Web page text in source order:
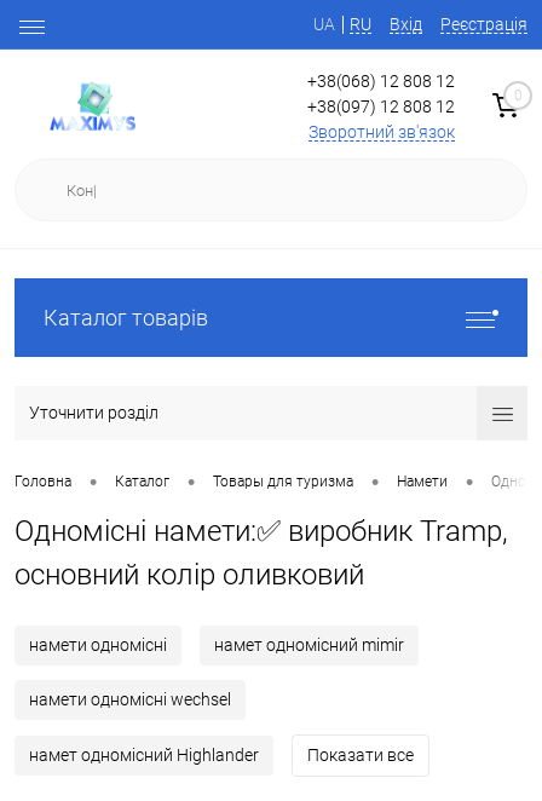
UA RU Вхід Реєстрація
+38(068) 12 808 12
+38(097) 12 808 12
Зворотний зв'язок
0
Каталог товарів
Уточнити розділ
Головна • Каталог • Товары для туризма • Намети •
Одномісні намети:✅ виробник Tramp,
основний колір оливковий
намети одномісні намет одномісний mimir
намети одномісні wechsel
намет одномісний Highlander Показати все